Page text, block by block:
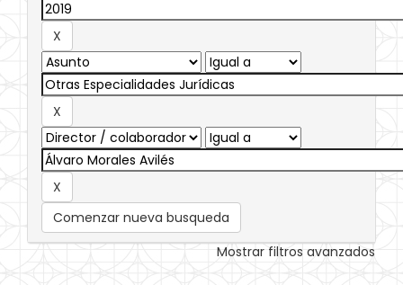
Comenzar nueva busqueda
Mostrar filtros avanzados